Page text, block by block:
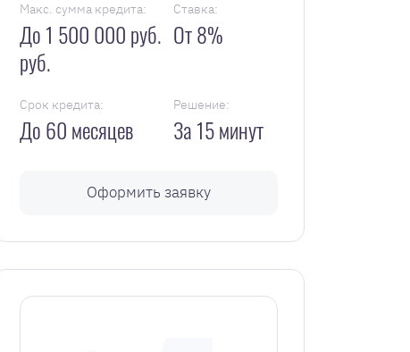
Макс. сумма кредита:
До 1 500 000 руб.
руб.
Ставка:
От 8%
Срок кредита:
До 60 месяцев
Решение:
За 15 минут
Оформить заявку